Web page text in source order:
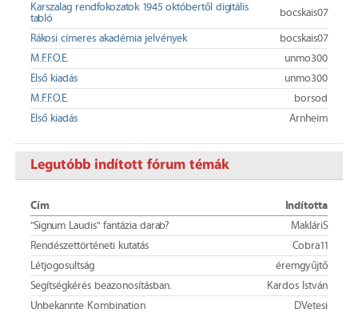
Karszalag rendfokozatok 1945 októbertől digitális
tabló
bocskais07
Rákosi címeres akadémia jelvények
bocskais07
M.F.F.O.E.
unmo300
Első kiadás
unmo300
M.F.F.O.E.
borsod
Első kiadás
Arnheim
Legutóbb indított fórum témák
Cím
Indította
"Signum Laudis" fantázia darab?
MakláriS
Rendészettörténeti kutatás
Cobra11
Létjogosultság
éremgyűjtő
Segítségkérés beazonosításban.
Kardos István
Unbekannte Kombination
DVetesi